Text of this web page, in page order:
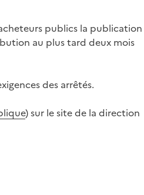
publics la publication
au plus tard deux mois
des arrêtés.
) sur le site de la direction